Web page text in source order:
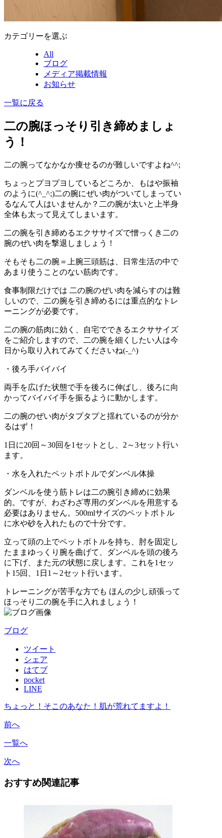
カテゴリーを選ぶ
All
ブログ
メディア掲載情報
お知らせ
一覧に戻る
二の腕ほっそり引き締めましょ
う！
二の腕ってなかなか痩せるのが難しいですよね^^;
ちょっとプヨプヨしているどころか、もはや振袖
のように(^_^;)二の腕にぜい肉がついてしまってい
るなんて人はいませんか？二の腕が太いと上半身
全体も太って見えてしまいます。
二の腕を引き締めるエクササイズで憎っくき二の
腕のぜい肉を撃退しましょう！
そもそも二の腕＝上腕三頭筋は、日常生活の中で
あまり使うことのない筋肉です。
食事制限だけでは 二の腕のぜい肉を減らすのは難
しいので、二の腕を引き締めるには重点的なトレ
ーニングが必要です。
二の腕の筋肉に効く、自宅でできるエクササイズ
をご紹介しますので、二の腕を細くしたい人は今
日から取り入れてみてくださいね(-_^)
・後ろ手バイバイ
両手を広げた状態で手を後ろに伸ばし、後ろに向
かってバイバイ手を振るように動かします。
二の腕のぜい肉がタプタプと揺れているのが分か
るはず！
1日に20回～30回を1セットとし、2～3セット行い
ます。
・水を入れたペットボトルでダンベル体操
ダンベルを使う筋トレは二の腕引き締めに効果
的。ですが、わざわざ専用のダンベルを用意する
必要はありません。500mlサイズのペットボトル
に水や砂を入れたもので十分です。
立って頭の上でペットボトルを持ち、肘を固定し
たままゆっくり腕を曲げて、ダンベルを頭の後ろ
に下げ、また元の状態に戻します。これを1セッ
ト15回、1日1～2セット行います。
トレーニングが苦手な方でも ほんの少し頑張って
ほっそり二の腕を手に入れましょう！
ブログ
ツイート
シェア
はてブ
pocket
LINE
ちょっと！そこのあなた！肌が荒れてますよ！
前へ
一覧へ
次へ
おすすめ関連記事